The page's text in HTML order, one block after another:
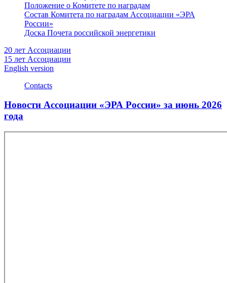
Положение о Комитете по наградам
Состав Комитета по наградам Ассоциации «ЭРА
России»
Доска Почета российской энергетики
20 лет Ассоциации
15 лет Ассоциации
English version
Contacts
Новости Ассоциации «ЭРА России» за июнь 2026
года